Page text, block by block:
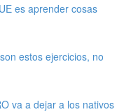
es aprender cosas
estos ejercicios, no
va a dejar a los nativos